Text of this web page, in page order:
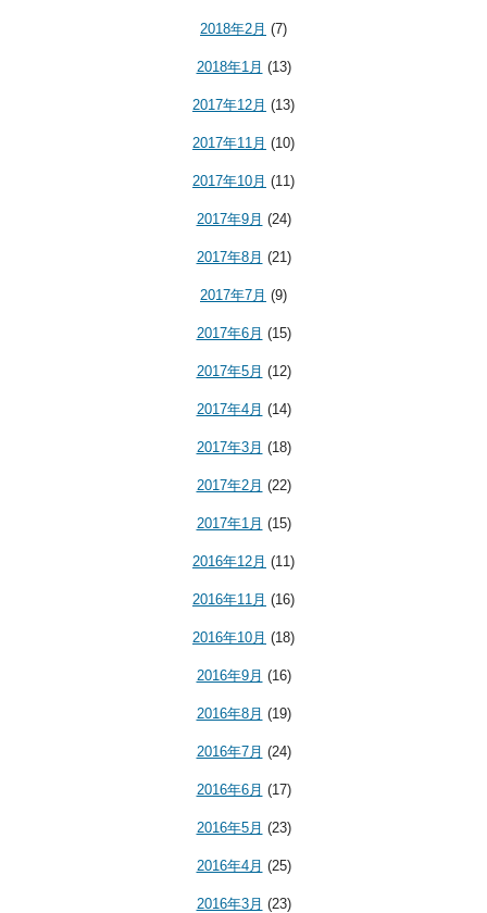
2018年2月 (7)
2018年1月 (13)
2017年12月 (13)
2017年11月 (10)
2017年10月 (11)
2017年9月 (24)
2017年8月 (21)
2017年7月 (9)
2017年6月 (15)
2017年5月 (12)
2017年4月 (14)
2017年3月 (18)
2017年2月 (22)
2017年1月 (15)
2016年12月 (11)
2016年11月 (16)
2016年10月 (18)
2016年9月 (16)
2016年8月 (19)
2016年7月 (24)
2016年6月 (17)
2016年5月 (23)
2016年4月 (25)
2016年3月 (23)